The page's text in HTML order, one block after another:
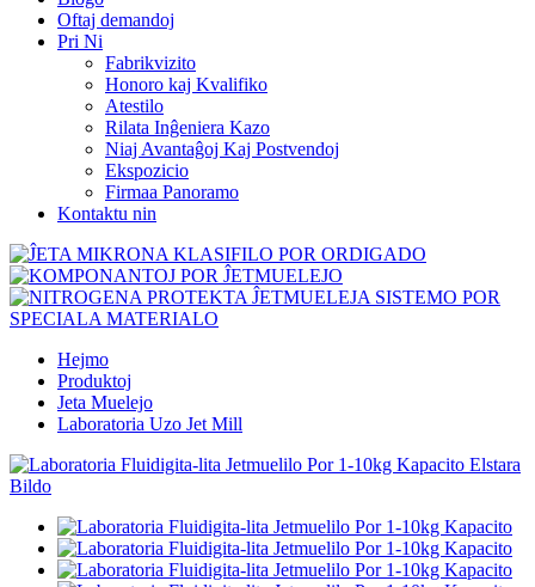
Oftaj demandoj
Pri Ni
Fabrikvizito
Honoro kaj Kvalifiko
Atestilo
Rilata Inĝeniera Kazo
Niaj Avantaĝoj Kaj Postvendoj
Ekspozicio
Firmaa Panoramo
Kontaktu nin
Hejmo
Produktoj
Jeta Muelejo
Laboratoria Uzo Jet Mill